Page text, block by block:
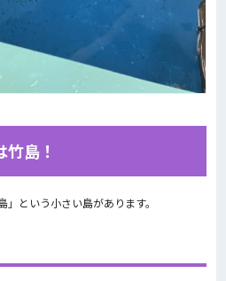
島！
という小さい島があります。